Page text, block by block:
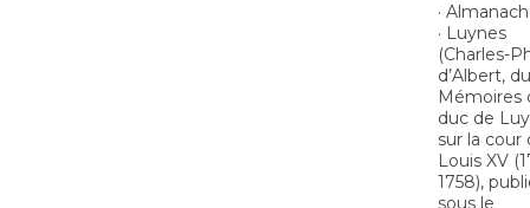
·
· Luynes
(Charles-
d’Albert,
Mémoires
duc de
sur la cour
Louis XV
1758),
sous le